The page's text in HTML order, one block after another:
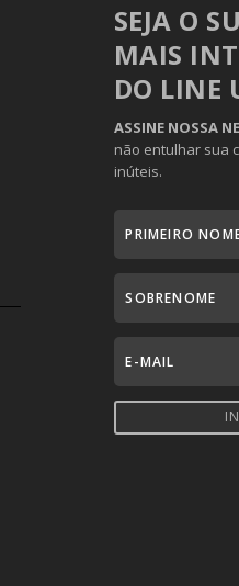
SEJA O
MAIS
DO LINE
ASSINE NOSSA
não entulhar sua
inúteis.